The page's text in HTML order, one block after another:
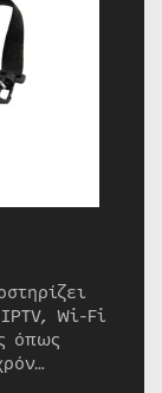
Wi-Fi
όπως